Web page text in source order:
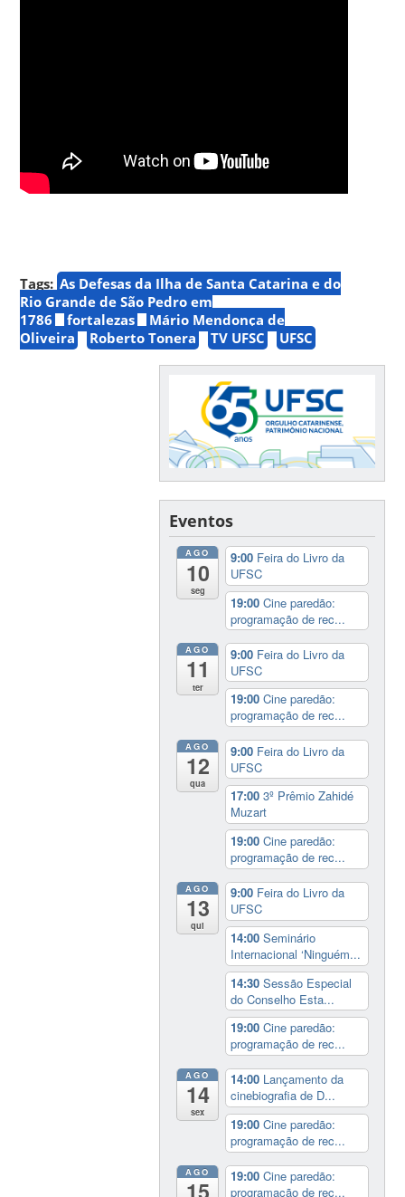
Tags: As Defesas da Ilha de Santa Catarina e do
Rio Grande de São Pedro em
1786
fortalezas
Mário Mendonça de
Oliveira
Roberto Tonera TV UFSC UFSC
Eventos
AGO
10
seg
9:00 Feira do Livro da
UFSC
19:00Cine paredão:
programação de rec...
AGO
11
ter
9:00 Feira do Livro da
UFSC
19:00Cine paredão:
programação de rec...
AGO
12
qua
9:00 Feira do Livro da
UFSC
17:003º Prêmio Zahidé
Muzart
19:00Cine paredão:
programação de rec...
AGO
13
qui
9:00 Feira do Livro da
UFSC
14:00Seminário
Internacional ‘Ninguém...
14:30Sessão Especial
do Conselho Esta...
19:00Cine paredão:
programação de rec...
AGO
14
sex
14:00 Lançamento da
cinebiografia de D...
19:00Cine paredão:
programação de rec...
AGO 19:00Cine paredão:
programação de rec...